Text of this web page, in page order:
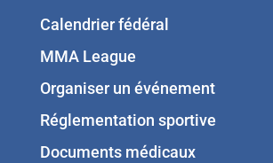
Calendrier fédéral
MMA League
Organiser un événement
Réglementation sportive
Documents médicaux